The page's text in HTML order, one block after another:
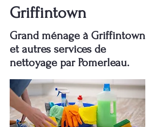
Griffintown
Grand ménage à Griffintown
et autres services de
nettoyage par Pomerleau.